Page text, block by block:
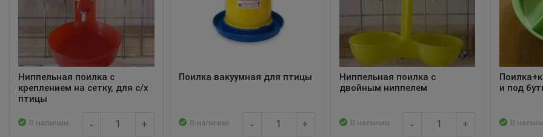
Ниппельная поилка с
креплением на сетку, для с/х
птицы
В наличии - +
Поилка вакуумная для птицы
В наличии - +
Ниппельная поилка с
двойным ниппелем
В наличии - +
и под
В